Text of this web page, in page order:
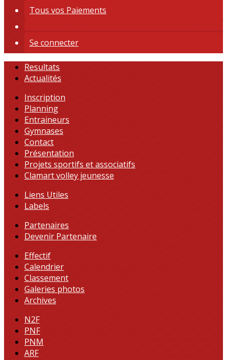
Tous vos Paiements
Se connecter
Resultats
Actualités
Inscription
Planning
Entraineurs
Gymnases
Contact
Présentation
Projets sportifs et associatifs
Clamart volley jeunesse
Liens Utiles
Labels
Partenaires
Devenir Partenaire
Effectif
Calendrier
Classement
Galeries photos
Archives
N2F
PNF
PNM
ARF